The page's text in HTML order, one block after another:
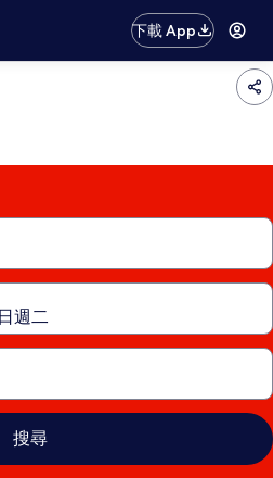
下載 App
搜尋